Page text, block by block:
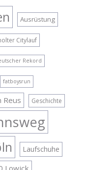
Ausrüstung
Citylauf
Rekord
fatboysrun
Reus Geschichte
Laufschuhe